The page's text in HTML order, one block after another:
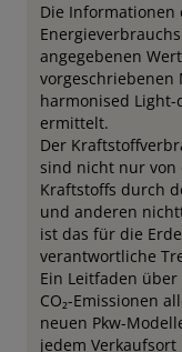
Die Informationen
angegebenen
vorgeschriebenen
harmonised Light-
ermittelt.
Der
sind nicht nur von
Kraftstoffs durch
und anderen
ist das für die
verantwortliche
Ein Leitfaden
CO₂-Emissionen
neuen Pkw-
jedem